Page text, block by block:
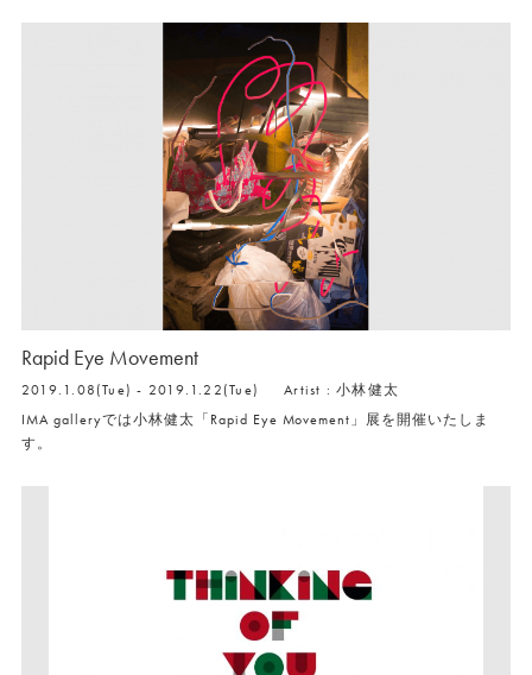
Rapid Eye Movement
2019.1.08(Tue) - 2019.1.22(Tue)
Artist : 小林健太
IMA galleryでは小林健太「Rapid Eye Movement」展を開催いたしま
す。